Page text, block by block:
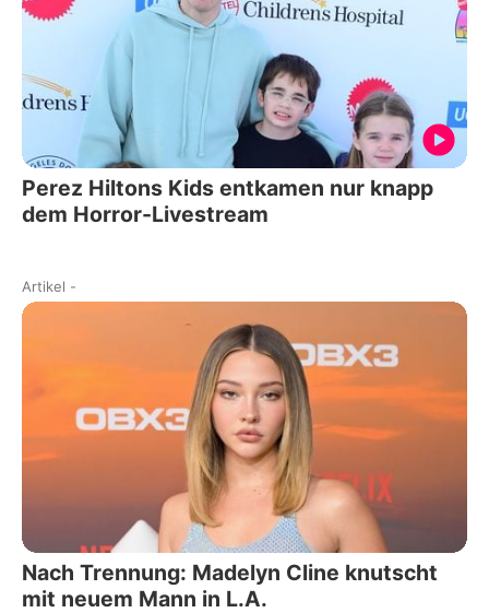
Perez Hiltons Kids entkamen nur knapp
dem Horror-Livestream
Artikel -
Nach Trennung: Madelyn Cline knutscht
mit neuem Mann in L.A.